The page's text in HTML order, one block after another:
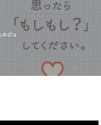
ルジュ